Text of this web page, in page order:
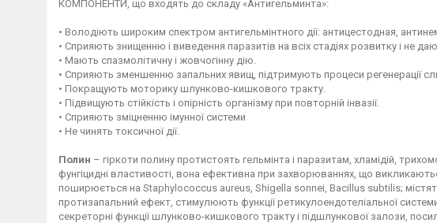
КОМПОНЕНТИ, що входять до складу «Антигельминта»:
• Володіють широким спектром антигельмінтного дії: антицестодная,
• Сприяють знищенню і виведення паразитів на всіх стадіях розвитку і не
• Мають спазмолітичну і жовчогінну дію.
• Сприяють зменшенню запальних явищ, підтримують процеси регенерації
• Покращують моторику шлунково-кишкового тракту.
• Підвищують стійкість і опірність організму при повторній інвазії.
• Сприяють зміцненню імунної системи
• Не чинять токсичної дії.
Полин – гіркоти полину протистоять гельмінта і паразитам, хламідій,
фунгіцидні властивості, вона ефективна при захворюваннях, що
поширюється на Staphylococcus aureus, Shigella sonnei, Bacillus subtilis;
протизапальний ефект, стимулюють функції ретикулоендотеліальної
секреторні функції шлунково-кишкового тракту і підшлункової залози,